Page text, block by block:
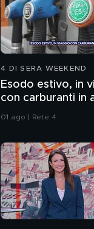
4 DI SERA WEEKEND
Esodo estivo, in
con carburanti in
01 ago | Rete 4